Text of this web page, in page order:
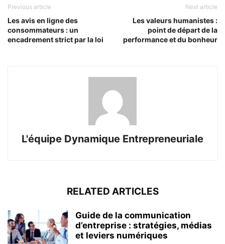
Previous article
Les avis en ligne des
consommateurs : un
encadrement strict par la loi
Next article
Les valeurs humanistes :
point de départ de la
performance et du bonheur
L'équipe Dynamique Entrepreneuriale
RELATED ARTICLES
Guide de la communication
d’entreprise : stratégies, médias
et leviers numériques